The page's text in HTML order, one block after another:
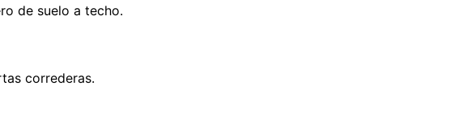
de suelo a techo.
correderas.